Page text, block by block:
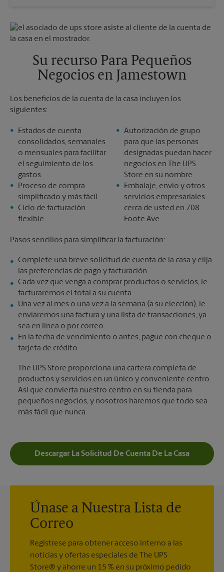
Lunes
5:30 PM
Martes
5:30 PM
Su recurso Para Pequeños
Negocios en Jamestown
Los beneficios de la cuenta de la casa incluyen los
siguientes:
Estados de cuenta
consolidados, semanales
o mensuales para facilitar
el seguimiento de los
gastos
Proceso de compra
simplificado y más fácil
Ciclo de facturación
flexible
Autorización de grupo
para que las personas
designadas puedan hacer
negocios en The UPS
Store en su nombre
Embalaje, envío y otros
servicios empresariales
cerca de usted en 708
Foote Ave
Pasos sencillos para simplificar la facturación:
Complete una breve solicitud de cuenta de la casa y elija
las preferencias de pago y facturación.
Cada vez que venga a comprar productos o servicios, le
facturaremos el total a su cuenta.
Una vez al mes o una vez a la semana (a su elección), le
enviaremos una factura y una lista de transacciones, ya
sea en línea o por correo.
En la fecha de vencimiento o antes, pague con cheque o
tarjeta de crédito.
The UPS Store proporciona una cartera completa de
productos y servicios en un único y conveniente centro.
Así que convierta nuestro centro en su tienda para
pequeños negocios, y nosotros haremos que todo sea
más fácil que nunca.
Descargar La Solicitud De Cuenta De La Casa
Únase a Nuestra Lista de
Correo
Regístrese para obtener acceso interno a las
noticias y ofertas especiales de The UPS
Store® y ahorre un 15 % en su próximo pedido